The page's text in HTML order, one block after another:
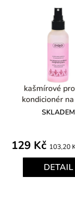
kašmírové
kondicionér
dvoufázový ve
SKLADEM
129 Kč Měrná
cena:
103,20
DETAIL